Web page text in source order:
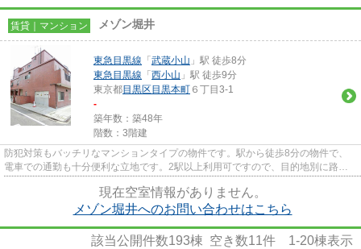
賃貸｜マンション メゾン堀井
東急目黒線 「 武蔵小山 」駅 徒歩8分
東急目黒線 「 西小山 」駅 徒歩9分
東京都目黒区 目黒本町 ６丁目3-1
-
築年数：築48年
階数：3階建
防犯対策もバッチリなマンションタイプの物件です。駅から徒歩8分の物件で、
電車での通勤も十分便利な立地です。2駅以上利用可ですので、目的地別に路線
現在空室情報がありません。
メゾン堀井へのお問い合わせはこちら
該当公開件数193棟 空き数11件 1-20棟表示